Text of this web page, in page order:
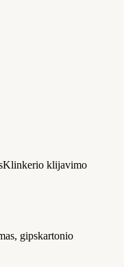
Klinkerio klijavimo
gipskartonio